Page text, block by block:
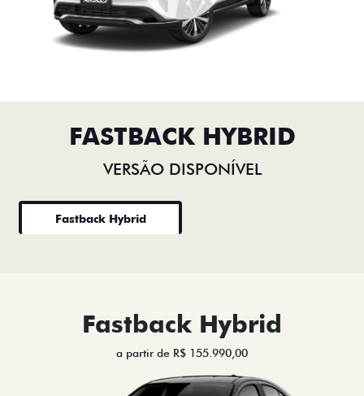
FASTBACK HYBRID
VERSÃO DISPONÍVEL
Fastback Hybrid
Fastback Hybrid
a partir de R$ 155.990,00